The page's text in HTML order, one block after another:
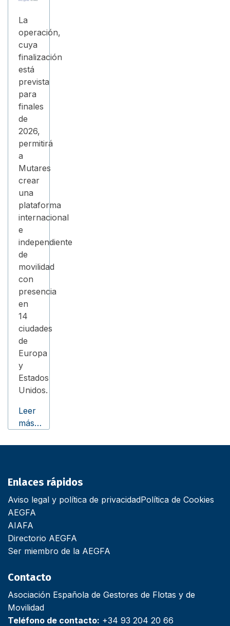
La
operación,
cuya
finalización
está
prevista
para
finales
de
2026,
permitirá
a
Mutares
crear
una
plataforma
internacional
e
independiente
de
movilidad
con
presencia
en
14
ciudades
de
Europa
y
Estados
Unidos.
Leer
más…
Enlaces rápidos
Aviso legal y política de privacidadPolítica de Cookies
AEGFA
AIAFA
Directorio AEGFA
Ser miembro de la AEGFA
Contacto
Asociación Española de Gestores de Flotas y de
Movilidad
Teléfono de contacto: +34 93 204 20 66